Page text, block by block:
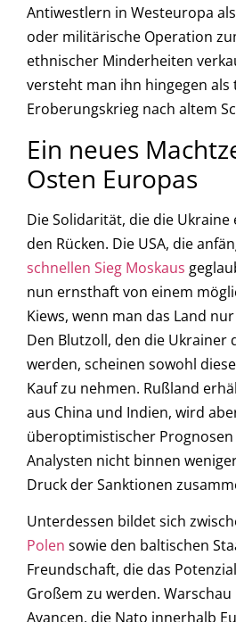
Antiwestlern in Westeuropa
oder militärische Operation
ethnischer Minderheiten
versteht man ihn hingegen als
Eroberungskrieg nach altem
Ein neues
Osten Europas
Die Solidarität, die die
den Rücken. Die USA, die
schnellen Sieg Moskaus
nun ernsthaft von einem
Kiews, wenn man das Land
Den Blutzoll, den die Ukrainer
werden, scheinen sowohl
Kauf zu nehmen. Rußland
aus China und Indien, wird
überoptimistischer
Analysten nicht binnen
Druck der Sanktionen
Unterdessen bildet sich
Polen sowie den baltischen
Freundschaft, die das
Großem zu werden.
Avancen, die Nato innerhalb